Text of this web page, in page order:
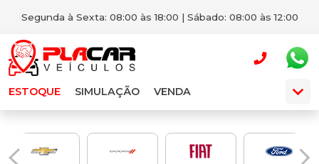
Segunda à Sexta: 08:00 às 18:00 | Sábado: 08:00 às 12:00
ESTOQUE SIMULAÇÃO VENDA